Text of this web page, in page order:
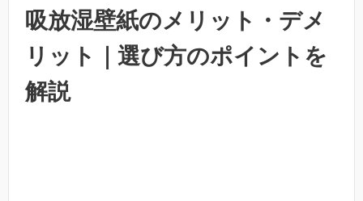
吸放湿壁紙のメリット・デメ
リット｜選び方のポイントを
解説